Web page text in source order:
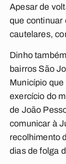
Apesar de
que continuar
cautelares,
Dinho
bairros São
Município
exercício do
de João
comunicar à
recolhimento
dias de folga